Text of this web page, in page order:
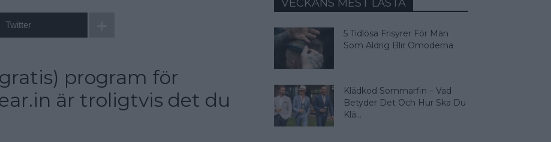
Twitter
program för
är troligtvis det du
VECKANS MEST LÄSTA
5 Tidlösa Frisyrer För Män
Som Aldrig Blir Omoderna
Klädkod Sommarfin – Vad
Betyder Det Och Hur Ska Du
Klä...